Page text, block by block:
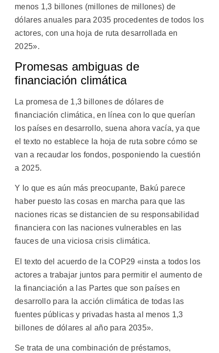
menos 1,3 billones (millones de millones) de
dólares anuales para 2035 procedentes de todos los
actores, con una hoja de ruta desarrollada en
2025».
Promesas ambiguas de
financiación climática
La promesa de 1,3 billones de dólares de
financiación climática, en línea con lo que querían
los países en desarrollo, suena ahora vacía, ya que
el texto no establece la hoja de ruta sobre cómo se
van a recaudar los fondos, posponiendo la cuestión
a 2025.
Y lo que es aún más preocupante, Bakú parece
haber puesto las cosas en marcha para que las
naciones ricas se distancien de su responsabilidad
financiera con las naciones vulnerables en las
fauces de una viciosa crisis climática.
El texto del acuerdo de la COP29 «insta a todos los
actores a trabajar juntos para permitir el aumento de
la financiación a las Partes que son países en
desarrollo para la acción climática de todas las
fuentes públicas y privadas hasta al menos 1,3
billones de dólares al año para 2035».
Se trata de una combinación de préstamos,